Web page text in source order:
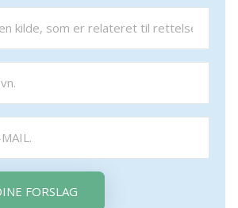
FORSLAG